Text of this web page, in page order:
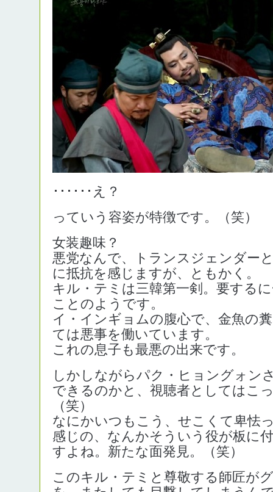
･･････え？
っていう容姿が特徴です。（笑）
女装趣味？
悪党なんで、トランスジェンダー
に抵抗を感じますが、ともかく。
キル・テミは三韓第一剣。要する
ことのようです。
イ・インギョムの腹心で、金魚の
ては悪事を働いています。
これの息子も最悪の出来です。
しかしながらパク・ヒョングォン
できるのかと、視聴者としてはこ
（笑）
なにかいつもこう、せこくて卑怯
感じの、なんかそういう役が板に
すよね。新たな面発見。（笑）
このキル・テミと尊敬する師匠が